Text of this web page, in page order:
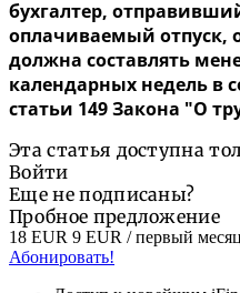
бухгалтер,
оплачиваемый отпуск,
должна составлять
календарных недель в
статьи 149 Закона "О
Эта статья доступна
Войти
Еще не подписаны?
Пробное предложение
18 EUR 9 EUR / первый месяц
Абонировать!